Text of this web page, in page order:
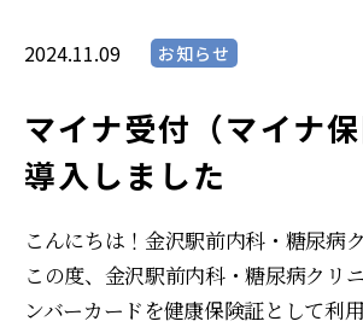
2024.11.09 お知らせ
マイナ受付（マイナ
導入しました
こんにちは！金沢駅前内科・糖尿病
この度、金沢駅前内科・糖尿病クリ
ンバーカードを健康保険証として利用